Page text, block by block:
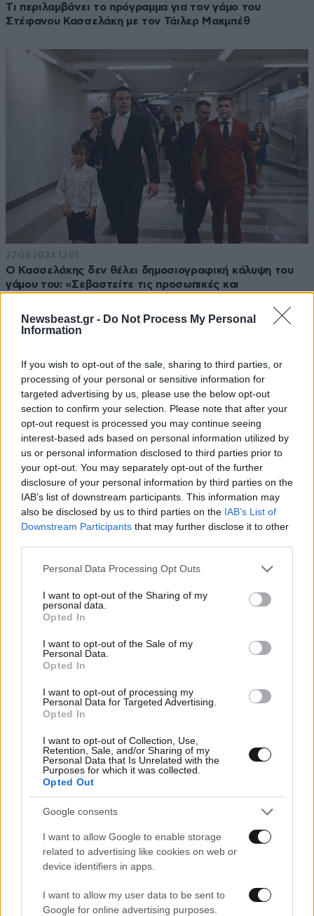
Newsbeast.gr - Do Not Process My Personal
Information
If you wish to opt-out of the sale, sharing to third parties, or
processing of your personal or sensitive information for
targeted advertising by us, please use the below opt-out
section to confirm your selection. Please note that after your
opt-out request is processed you may continue seeing
interest-based ads based on personal information utilized by
us or personal information disclosed to third parties prior to
your opt-out. You may separately opt-out of the further
disclosure of your personal information by third parties on the
IAB’s list of downstream participants. This information may
also be disclosed by us to third parties on the IAB’s List of
Downstream Participants that may further disclose it to other
Please note that this website/app uses one or more Google
not limited to your visit or usage behaviour. You may click to
grant or deny consent to Google and its third-party tags to
use your data for below specified purposes in below Google
consent section.
Personal Data Processing Opt Outs
I want to opt-out of the Sharing of my
personal data.
Opted In
I want to opt-out of the Sale of my
Personal Data.
Opted In
I want to opt-out of processing my
Personal Data for Targeted Advertising.
Opted In
I want to opt-out of Collection, Use,
Retention, Sale, and/or Sharing of my
Personal Data that Is Unrelated with the
Purposes for which it was collected.
Opted Out
Google consents
I want to allow Google to enable storage
related to advertising like cookies on web or
device identifiers in apps.
I want to allow my user data to be sent to
Google for online advertising purposes.
Tι περιλαμβάνει το πρόγραμμα για τον γάμο του
Στέφανου Κασσελάκη με τον Τάιλερ Μακμπέθ
27·08·2024 12:01
Ο Κασσελάκης δεν θέλει δημοσιογραφική κάλυψη του
γάμου του: «Σεβαστείτε τις προσωπικές και
26·08·2024 17:53
Με αντί-drone σύστημα ο γάμος Κασσελάκη στα Χανιά –
προέδρου του ΣΥΡΙΖΑ
Η συμμαχία Κασσελάκη-Πολάκη, η κίνηση του Τάιλερ που
έφερε αντιδράσεις και τα σχέδια του Τσίπρα που
βρίσκονται εκτός ΣΥΡΙΖΑ